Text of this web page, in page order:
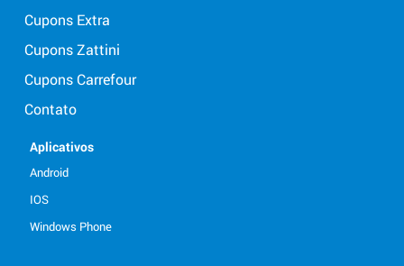
Cupons Extra
Cupons Zattini
Cupons Carrefour
Contato
Aplicativos
Android
IOS
Windows Phone